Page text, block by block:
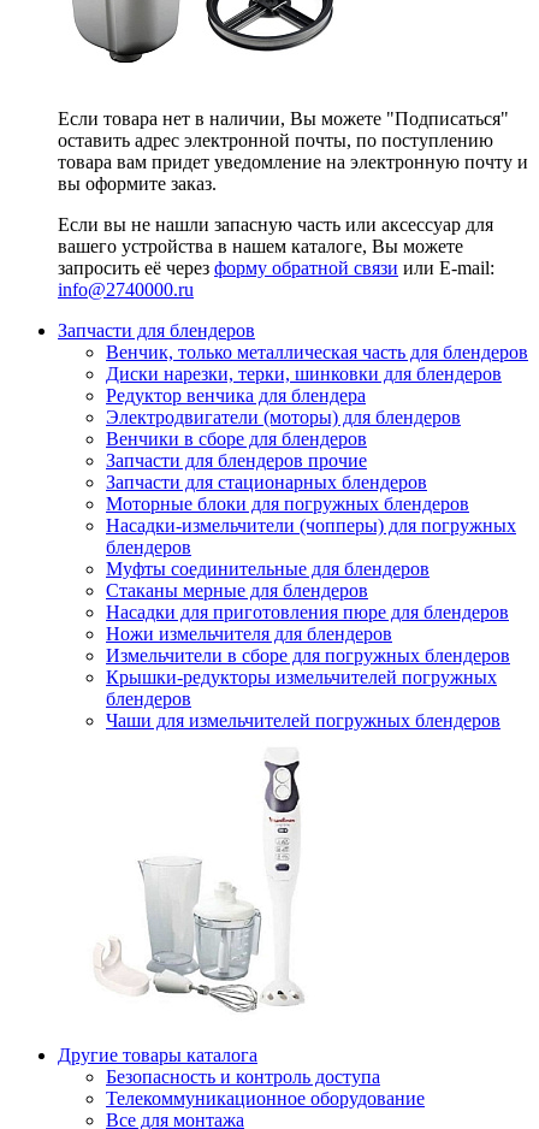
Если товара нет в наличии, Вы можете "Подписаться"
оставить адрес электронной почты, по поступлению
товара вам придет уведомление на электронную почту и
вы оформите заказ.
Если вы не нашли запасную часть или аксессуар для
вашего устройства в нашем каталоге, Вы можете
запросить её через форму обратной связи или E-mail:
info@2740000.ru
Запчасти для блендеров
Венчик, только металлическая часть для блендеров
Диски нарезки, терки, шинковки для блендеров
Редуктор венчика для блендера
Электродвигатели (моторы) для блендеров
Венчики в сборе для блендеров
Запчасти для блендеров прочие
Запчасти для стационарных блендеров
Моторные блоки для погружных блендеров
Насадки-измельчители (чопперы) для погружных
блендеров
Муфты соединительные для блендеров
Стаканы мерные для блендеров
Насадки для приготовления пюре для блендеров
Ножи измельчителя для блендеров
Измельчители в сборе для погружных блендеров
Крышки-редукторы измельчителей погружных
блендеров
Чаши для измельчителей погружных блендеров
Другие товары каталога
Безопасность и контроль доступа
Телекоммуникационное оборудование
Все для монтажа